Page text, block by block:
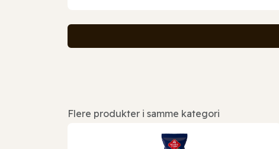
Flere produkter i samme kategori